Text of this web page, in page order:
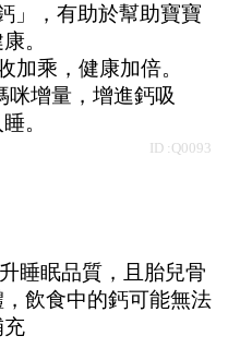
」，有助於幫助寶寶
。
乘，健康加倍。
增量，增進鈣吸
。
ID :Q0093
睡眠品質，且胎兒骨
飲食中的鈣可能無法
充